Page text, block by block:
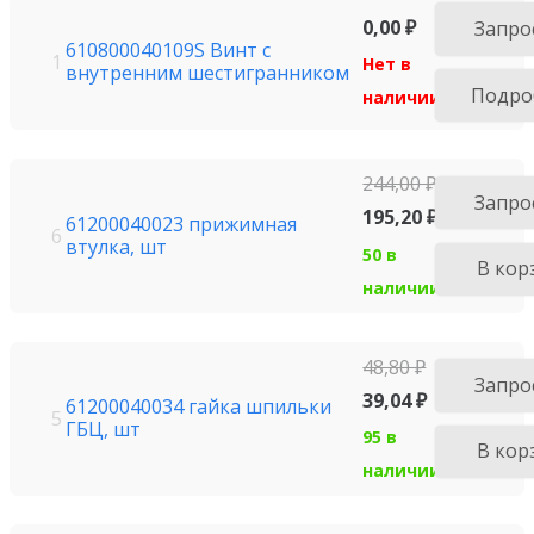
1 610800040109S Винт с
внутренним шестигранником
0,00₽
Нет в
наличии
661200040023 прижимная
втулка, шт
244,00₽
195,20₽
50 в
наличии
В
561200040034 гайка шпильки
ГБЦ, шт
48,80₽
39,04₽
95 в
наличии
В